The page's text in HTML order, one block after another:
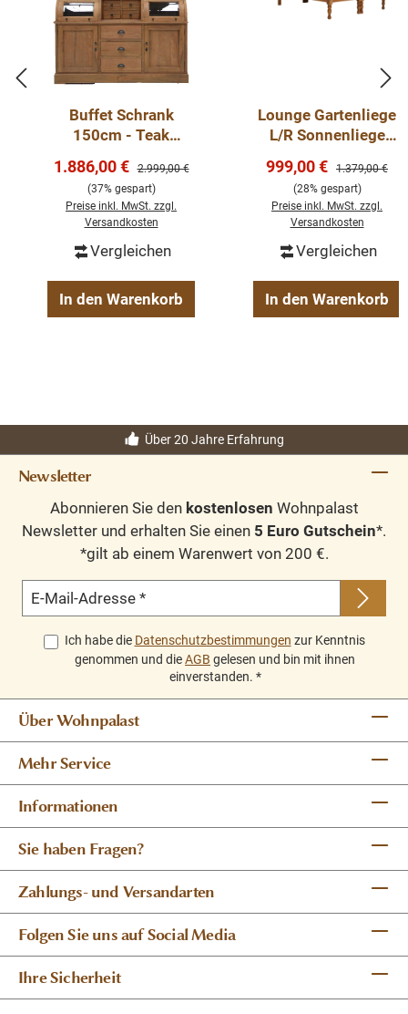
Buffet Schrank
150cm - Teak
Verkaufspreis:
1.886,00 € Regulärer Preis:
2.999,00 €
(37% gespart)
Preise inkl. MwSt. zzgl.
Versandkosten
Vergleichen
In den Warenkorb
Lounge Gartenliege
L/R Sonnenliege
Outdoor Möbel mit
Auflage
Verkaufspreis:
999,00 € Regulärer
1.379,00 €
(28% gespart)
Preise inkl. MwSt. zzgl.
Versandkosten
Vergleichen
In den Warenkorb
Über 20 Jahre Erfahrung
Newsletter
Abonnieren Sie den kostenlosen Wohnpalast
Newsletter und erhalten Sie einen 5 Euro Gutschein*.
*gilt ab einem Warenwert von 200 €.
E-Mail-Adresse *
Ich habe die Datenschutzbestimmungen zur Kenntnis
genommen und dieAGB gelesen und bin mit ihnen
einverstanden. *
Über Wohnpalast
Mehr Service
Informationen
Sie haben Fragen?
Zahlungs- und Versandarten
Folgen Sie uns auf Social Media
Ihre Sicherheit